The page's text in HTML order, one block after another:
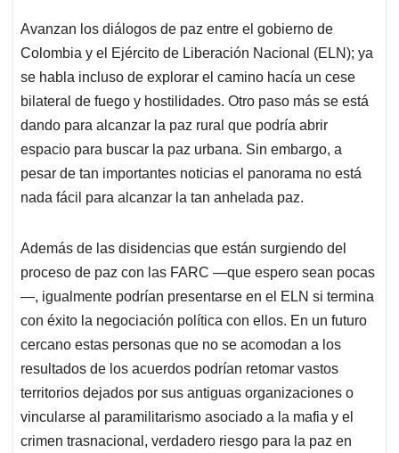
p
p
o
k
I
n
s
Avanzan los diálogos de paz entre el gobierno de
Colombia y el Ejército de Liberación Nacional (ELN); ya
se habla incluso de explorar el camino hacía un cese
bilateral de fuego y hostilidades. Otro paso más se está
dando para alcanzar la paz rural que podría abrir
espacio para buscar la paz urbana. Sin embargo, a
pesar de tan importantes noticias el panorama no está
nada fácil para alcanzar la tan anhelada paz.
Además de las disidencias que están surgiendo del
proceso de paz con las FARC —que espero sean pocas
—, igualmente podrían presentarse en el ELN si termina
con éxito la negociación política con ellos. En un futuro
cercano estas personas que no se acomodan a los
resultados de los acuerdos podrían retomar vastos
territorios dejados por sus antiguas organizaciones o
vincularse al paramilitarismo asociado a la mafia y el
crimen trasnacional, verdadero riesgo para la paz en